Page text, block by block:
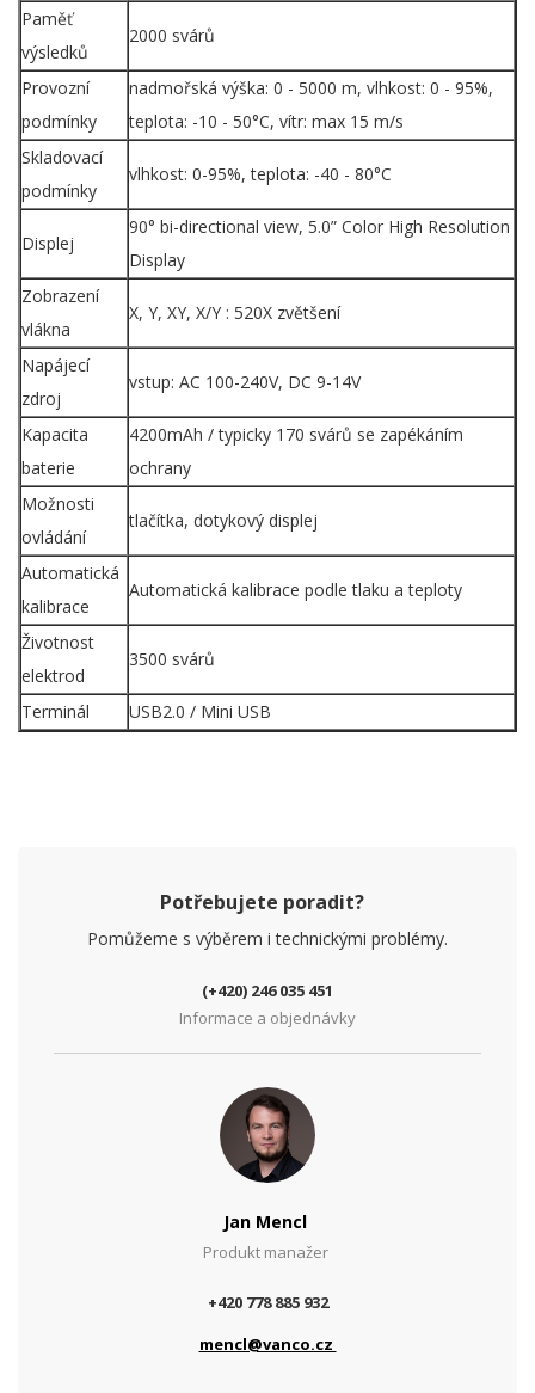
Paměť
výsledků
2000 svárů
Provozní
podmínky
nadmořská výška: 0 - 5000 m, vlhkost: 0 - 95%,
teplota: -10 - 50°C, vítr: max 15 m/s
Skladovací
podmínky
vlhkost: 0-95%, teplota: -40 - 80°C
Displej
90° bi-directional view, 5.0” Color High Resolution
Display
Zobrazení
vlákna
X, Y, XY, X/Y : 520X zvětšení
Napájecí
zdroj
vstup: AC 100-240V, DC 9-14V
Kapacita
baterie
4200mAh / typicky 170 svárů se zapékáním
ochrany
Možnosti
ovládání
tlačítka, dotykový displej
Automatická
kalibrace
Automatická kalibrace podle tlaku a teploty
Životnost
elektrod
3500 svárů
Terminál USB2.0 / Mini USB
Potřebujete poradit?
Pomůžeme s výběrem i technickými problémy.
(+420) 246 035 451
Informace a objednávky
Jan Mencl
Produkt manažer
+420 778 885 932
mencl@vanco.cz